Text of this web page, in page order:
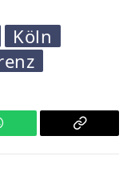
Köln
Copy